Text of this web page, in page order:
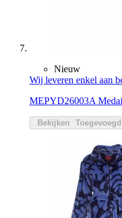
Nieuw
Wij leveren enkel aan
MEPYD26003A
Bekijken